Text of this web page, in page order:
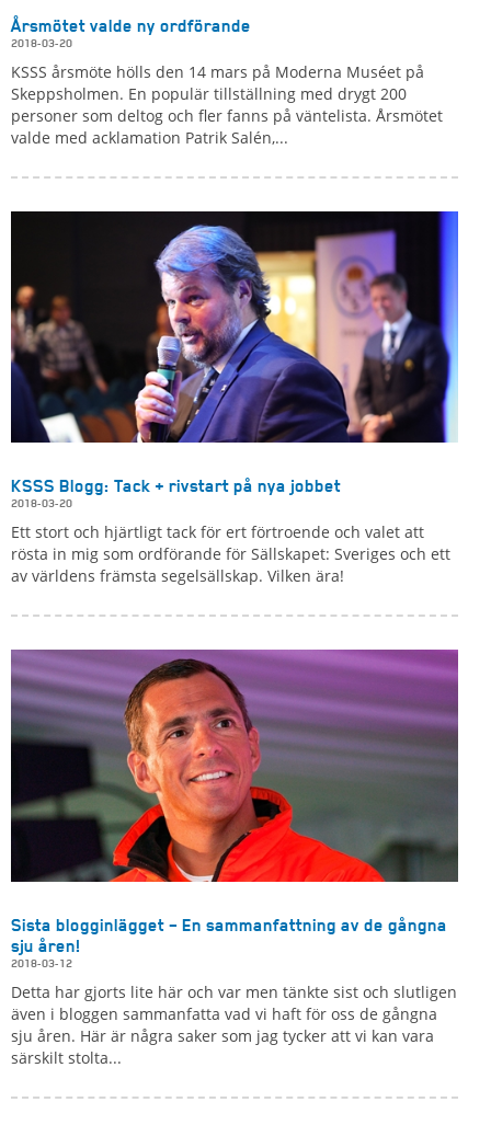
Årsmötet valde ny ordförande
2018-03-20
KSSS årsmöte hölls den 14 mars på Moderna Muséet på
Skeppsholmen. En populär tillställning med drygt 200
personer som deltog och fler fanns på väntelista. Årsmötet
valde med acklamation Patrik Salén,...
KSSS Blogg: Tack + rivstart på nya jobbet
2018-03-20
Ett stort och hjärtligt tack för ert förtroende och valet att
rösta in mig som ordförande för Sällskapet: Sveriges och ett
av världens främsta segelsällskap. Vilken ära!
Sista blogginlägget – En sammanfattning av de gångna
sju åren!
2018-03-12
Detta har gjorts lite här och var men tänkte sist och slutligen
även i bloggen sammanfatta vad vi haft för oss de gångna
sju åren. Här är några saker som jag tycker att vi kan vara
särskilt stolta...